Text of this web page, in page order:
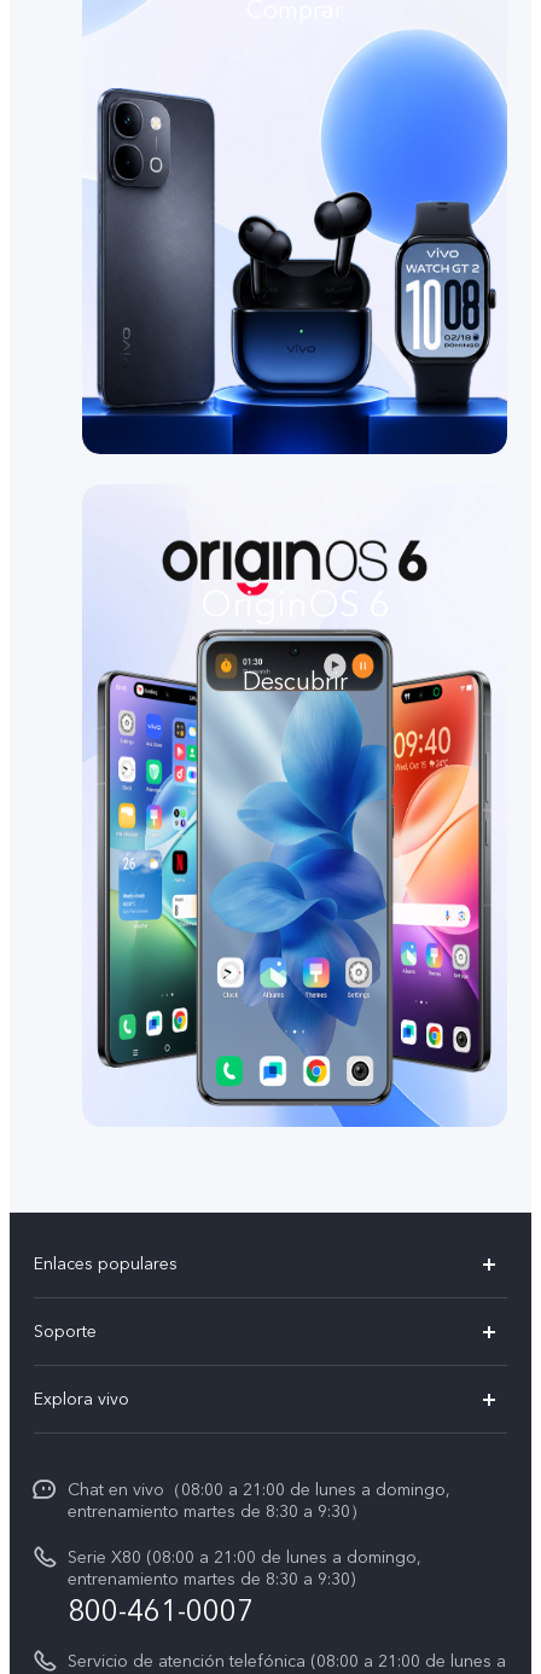
OriginOS 6
Descubrir
Enlaces populares
V60 Lite 5G
Y29
Soporte
Funtouch OS
Centro de servicio
Consulta el Precio de los Repuestos
Manual de usuario
Explora vivo
La vida en vivo
Acerca de nosotros
Avisos legales
Chat en vivo（08:00 a 21:00 de lunes a domingo,
entrenamiento martes de 8:30 a 9:30）
Serie X80 (08:00 a 21:00 de lunes a domingo,
entrenamiento martes de 8:30 a 9:30)
800-461-0007
Servicio de atención telefónica (08:00 a 21:00 de lunes a